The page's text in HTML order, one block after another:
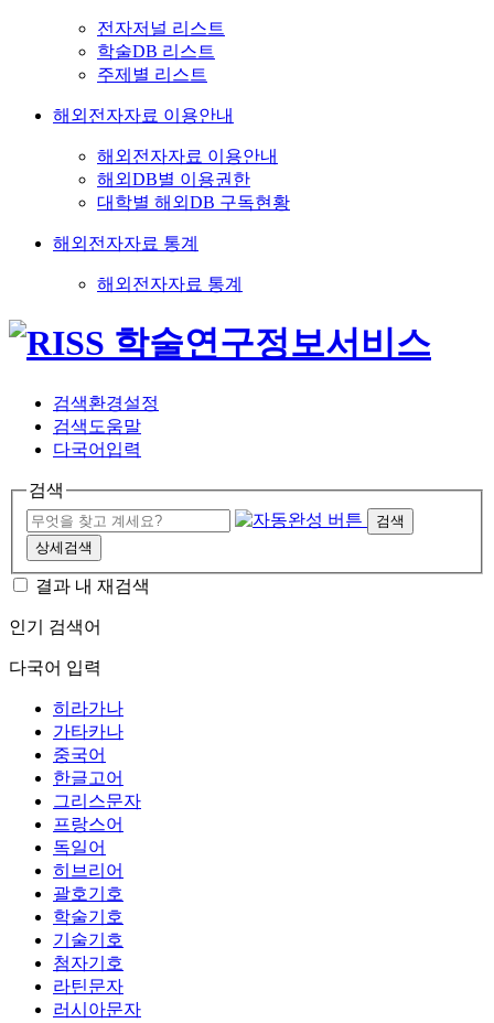
전자저널 리스트
학술DB 리스트
주제별 리스트
해외전자자료 이용안내
해외전자자료 이용안내
해외DB별 이용권한
대학별 해외DB 구독현황
해외전자자료 통계
해외전자자료 통계
검색환경설정
검색도움말
다국어입력
검색
검색
상세검색
결과 내 재검색
인기 검색어
다국어 입력
히라가나
가타카나
중국어
한글고어
그리스문자
프랑스어
독일어
히브리어
괄호기호
학술기호
기술기호
첨자기호
라틴문자
러시아문자